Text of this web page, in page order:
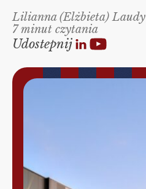
Lilianna (Elżbieta) Laudy
7 minut czytania
Udostepnij